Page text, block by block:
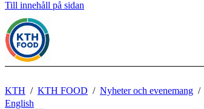
Till innehåll på sidan
KTH KTH FOOD Nyheter och evenemang
English